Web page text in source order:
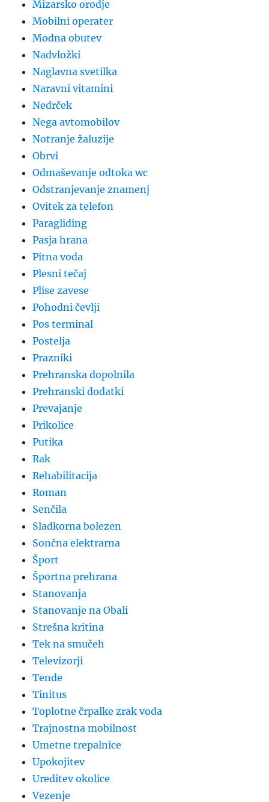
Mizarsko orodje
Mobilni operater
Modna obutev
Nadvložki
Naglavna svetilka
Naravni vitamini
Nedrček
Nega avtomobilov
Notranje žaluzije
Obrvi
Odmaševanje odtoka wc
Odstranjevanje znamenj
Ovitek za telefon
Paragliding
Pasja hrana
Pitna voda
Plesni tečaj
Plise zavese
Pohodni čevlji
Pos terminal
Postelja
Prazniki
Prehranska dopolnila
Prehranski dodatki
Prevajanje
Prikolice
Putika
Rak
Rehabilitacija
Roman
Senčila
Sladkorna bolezen
Sončna elektrarna
Šport
Športna prehrana
Stanovanja
Stanovanje na Obali
Strešna kritina
Tek na smučeh
Televizorji
Tende
Tinitus
Toplotne črpalke zrak voda
Trajnostna mobilnost
Umetne trepalnice
Upokojitev
Ureditev okolice
Vezenje